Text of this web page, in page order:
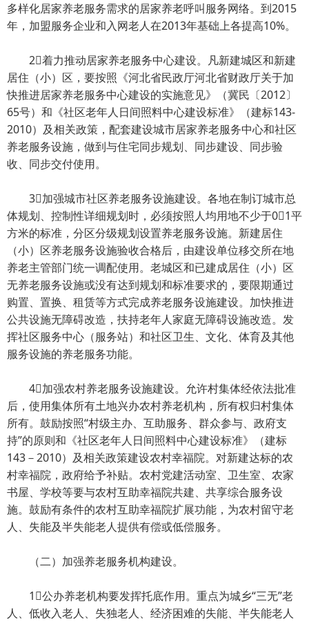
多样化居家养老服务需求的居家养老呼叫服务网络。到2015
年，加盟服务企业和入网老人在2013年基础上各提高10%。
2着力推动居家养老服务中心建设。凡新建城区和新建
居住（小）区，要按照《河北省民政厅河北省财政厅关于加
快推进居家养老服务中心建设的实施意见》（冀民〔2012〕
65号）和《社区老年人日间照料中心建设标准》（建标143-
2010）及相关政策，配套建设城市居家养老服务中心和社区
养老服务设施，做到与住宅同步规划、同步建设、同步验
收、同步交付使用。
3加强城市社区养老服务设施建设。各地在制订城市总
体规划、控制性详细规划时，必须按照人均用地不少于01平
方米的标准，分区分级规划设置养老服务设施。新建居住
（小）区养老服务设施验收合格后，由建设单位移交所在地
养老主管部门统一调配使用。老城区和已建成居住（小）区
无养老服务设施或没有达到规划和标准要求的，要限期通过
购置、置换、租赁等方式完成养老服务设施建设。加快推进
公共设施无障碍改造，扶持老年人家庭无障碍设施改造。发
挥社区服务中心（服务站）和社区卫生、文化、体育及其他
服务设施的养老服务功能。
4加强农村养老服务设施建设。允许村集体经依法批准
后，使用集体所有土地兴办农村养老机构，所有权归村集体
所有。鼓励按照“村级主办、互助服务、群众参与、政府支
持”的原则和《社区老年人日间照料中心建设标准》（建标
143－2010）及相关政策建设农村幸福院。对新建达标的农
村幸福院，政府给予补贴。农村党建活动室、卫生室、农家
书屋、学校等要与农村互助幸福院共建、共享综合服务设
施。鼓励有条件的农村互助幸福院扩展功能，为农村留守老
人、失能及半失能老人提供有偿或低偿服务。
（二）加强养老服务机构建设。
1公办养老机构要发挥托底作用。重点为城乡“三无”老
人、低收入老人、失独老人、经济困难的失能、半失能老人